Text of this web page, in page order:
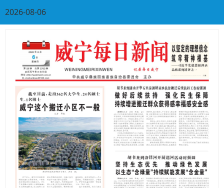
2026-08-06